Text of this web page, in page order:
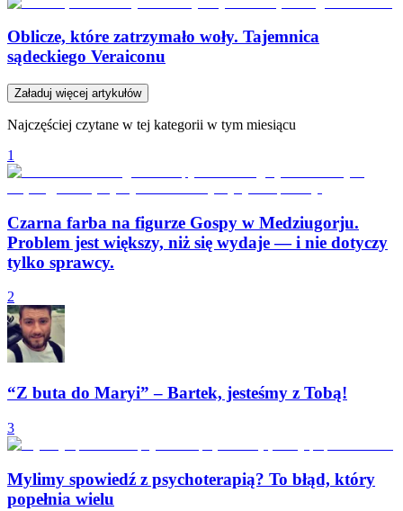
Oblicze, które zatrzymało woły. Tajemnica
sądeckiego Veraiconu
Załaduj więcej artykułów
Najczęściej czytane w tej kategorii w tym miesiącu
1
Czarna farba na figurze Gospy w Medziugorju.
Problem jest większy, niż się wydaje — i nie dotyczy
tylko sprawcy.
2
“Z buta do Maryi” – Bartek, jesteśmy z Tobą!
3
Mylimy spowiedź z psychoterapią? To błąd, który
popełnia wielu